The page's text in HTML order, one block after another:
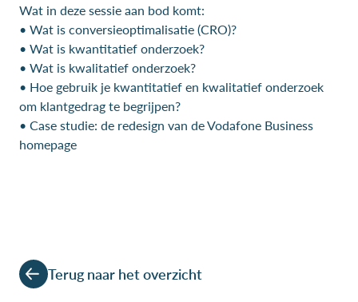
Wat in deze sessie aan bod komt:
• Wat is conversieoptimalisatie (CRO)?
• Wat is kwantitatief onderzoek?
• Wat is kwalitatief onderzoek?
• Hoe gebruik je kwantitatief en kwalitatief onderzoek
om klantgedrag te begrijpen?
• Case studie: de redesign van de Vodafone Business
homepage
Terug naar het overzicht